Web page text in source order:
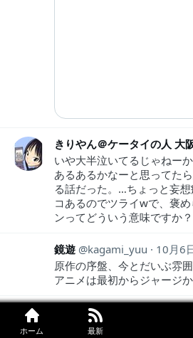
ホーム 最新
いや大半泣いてるじゃねー
あるあるかなーと思ってた
る話だった。…ちょっと妄
コあるのでツライwで、褒
ンってどういう意味ですか
鏡遊 kagami_yuu
10月6
原作の序盤、今とだいぶ雰
アニメは最初からジャージ
りつ@アニメ実況Vtuber